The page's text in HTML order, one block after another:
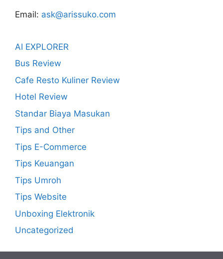
Email: ask@arissuko.com
AI EXPLORER
Bus Review
Cafe Resto Kuliner Review
Hotel Review
Standar Biaya Masukan
Tips and Other
Tips E-Commerce
Tips Keuangan
Tips Umroh
Tips Website
Unboxing Elektronik
Uncategorized